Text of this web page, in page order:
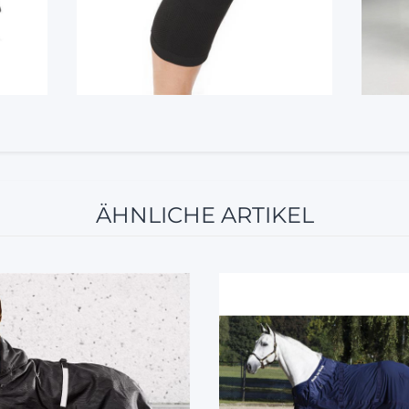
ÄHNLICHE ARTIKEL
5%